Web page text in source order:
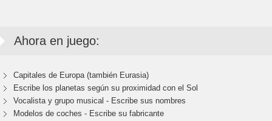
Ahora en juego:
Capitales de Europa (también Eurasia)
Escribe los planetas según su proximidad con el Sol
Vocalista y grupo musical - Escribe sus nombres
Modelos de coches - Escribe su fabricante